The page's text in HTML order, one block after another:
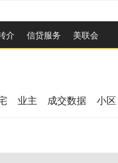
介 信贷服务 美联会
业主 成交数据 小区